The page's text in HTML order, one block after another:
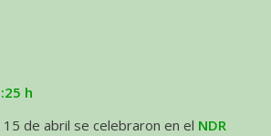
h
de abril se celebraron en el NDR